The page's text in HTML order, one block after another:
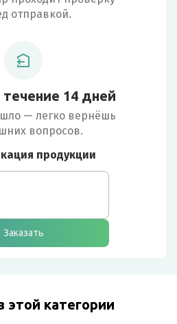
отправкой.
14 дней
— легко вернёшь
вопросов.
продукции
Заказать
этой категории